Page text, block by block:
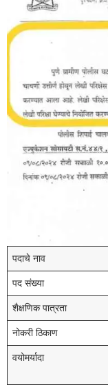
पदाचे नाव
पद संख्या
शैक्षणिक पात्रता
नोकरी ठिकाण
वयोमर्यादा